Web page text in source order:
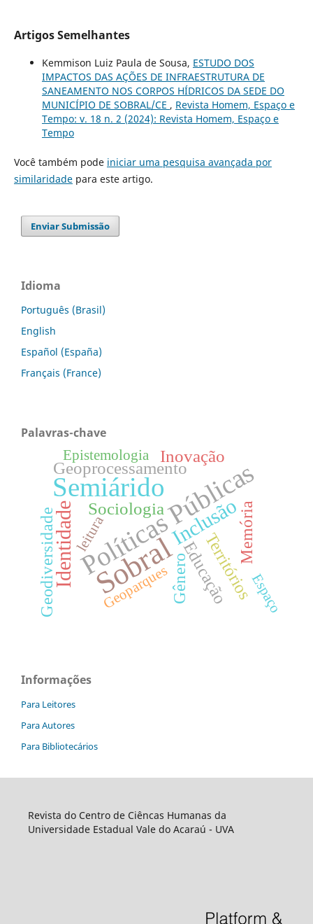
Artigos Semelhantes
Kemmison Luiz Paula de Sousa, ESTUDO DOS
IMPACTOS DAS AÇÕES DE INFRAESTRUTURA DE
SANEAMENTO NOS CORPOS HÍDRICOS DA SEDE DO
MUNICÍPIO DE SOBRAL/CE , Revista Homem, Espaço e
Tempo: v. 18 n. 2 (2024): Revista Homem, Espaço e
Tempo
Você também pode iniciar uma pesquisa avançada por
similaridadepara este artigo.
Enviar Submissão
Idioma
Português (Brasil)
English
Español (España)
Français (France)
Palavras-chave
Sobral
Políticas Públicas
Semiárido
Inclusão
Identidade
Geoprocessamento
Educação
Geodiversidade Territórios
Gênero
Inovação
Sociologia Memória
Geoparques
Epistemologia
leitura
Espaço
Informações
Para Leitores
Para Autores
Para Bibliotecários
Revista do Centro de Ciêncas Humanas da
Universidade Estadual Vale do Acaraú - UVA